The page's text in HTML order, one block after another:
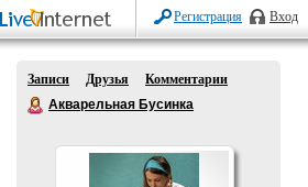
Регистрация Вход
Записи Друзья
Комментарии
Акварельная Бусинка